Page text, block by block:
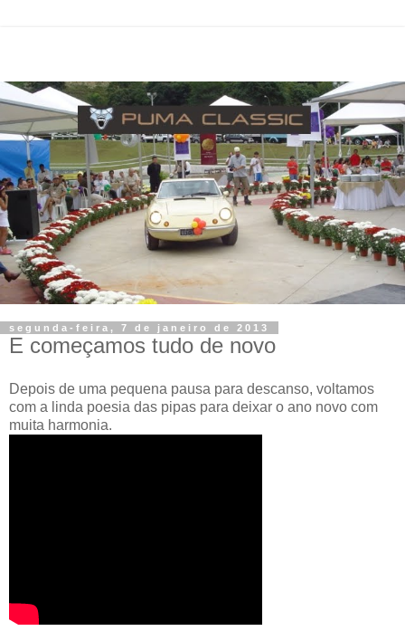
segunda-feira, 7 de janeiro de 2013
E começamos tudo de novo
Depois de uma pequena pausa para descanso, voltamos
com a linda poesia das pipas para deixar o ano novo com
muita harmonia.